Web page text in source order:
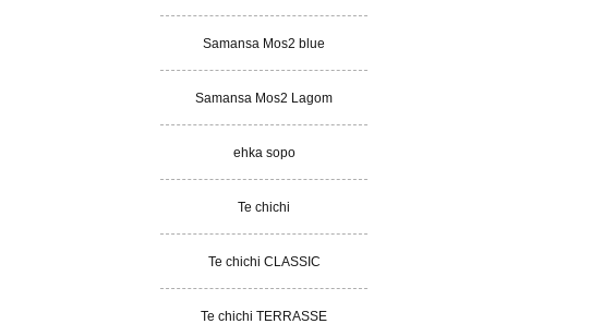
Samansa Mos2 blue
Samansa Mos2 Lagom
ehka sopo
Te chichi
Te chichi CLASSIC
Te chichi TERRASSE